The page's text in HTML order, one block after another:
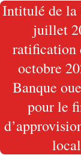
Intitulé de
juillet
ratification
octobre
Banque
pour le